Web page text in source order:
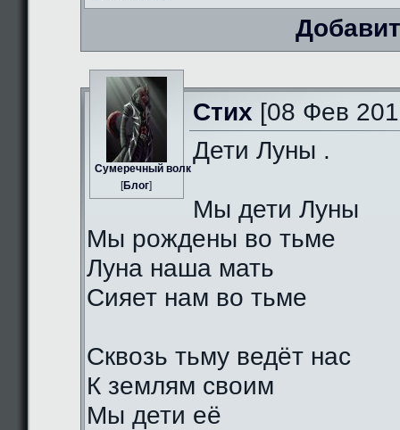
Сумеречный волк
[Блог]
Стих [08 Фев
Дети Луны .
Мы дети Луны
Мы рождены во тьме
Луна наша мать
Сияет нам во тьме
Сквозь тьму ведёт нас
К землям своим
Мы дети её